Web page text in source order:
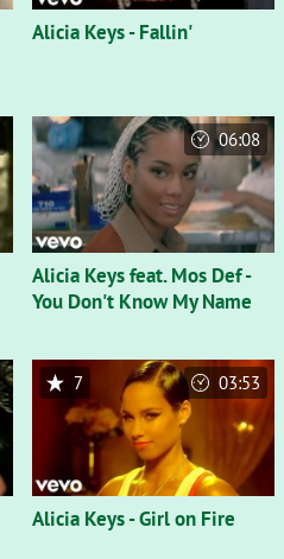
Alicia Keys - Fallin'
Alicia Keys feat. Mos Def -
You Don't Know My Name
06:08
Alicia Keys - Girl on Fire
7 03:53